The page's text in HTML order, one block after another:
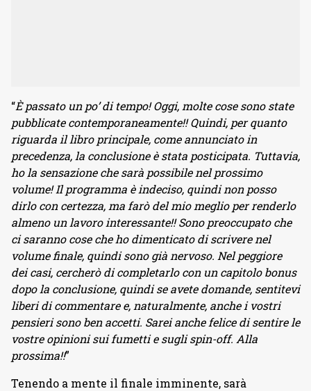
“È passato un po’ di tempo! Oggi, molte cose sono state
pubblicate contemporaneamente!! Quindi, per quanto
riguarda il libro principale, come annunciato in
precedenza, la conclusione è stata posticipata. Tuttavia,
ho la sensazione che sarà possibile nel prossimo
volume! Il programma è indeciso, quindi non posso
dirlo con certezza, ma farò del mio meglio per renderlo
almeno un lavoro interessante!! Sono preoccupato che
ci saranno cose che ho dimenticato di scrivere nel
volume finale, quindi sono già nervoso. Nel peggiore
dei casi, cercherò di completarlo con un capitolo bonus
dopo la conclusione, quindi se avete domande, sentitevi
liberi di commentare e, naturalmente, anche i vostri
pensieri sono ben accetti. Sarei anche felice di sentire le
vostre opinioni sui fumetti e sugli spin-off. Alla
prossima!!”
Tenendo a mente il finale imminente, sarà